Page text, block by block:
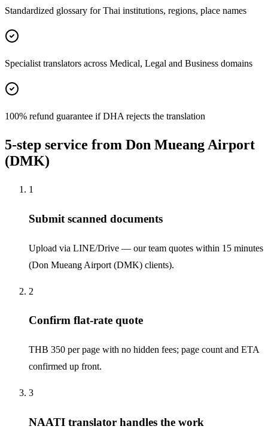
Standardized glossary for Thai institutions, regions, place names
Specialist translators across Medical, Legal and Business domains
100% refund guarantee if DHA rejects the translation
5-step service from Don Mueang Airport
(DMK)
1
Submit scanned documents
Upload via LINE/Drive — our team quotes within 15 minutes
(Don Mueang Airport (DMK) clients).
2
Confirm flat-rate quote
THB 350 per page with no hidden fees; page count and ETA
confirmed up front.
3
NAATI translator handles the work